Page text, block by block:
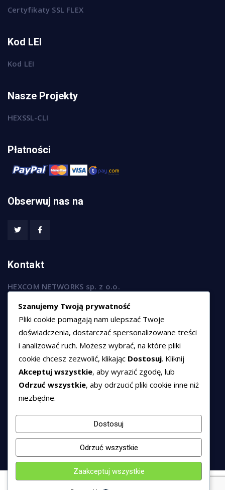
Certyfikaty SSL FLEX
Kod LEI
Kod LEI
Nasze Projekty
HEXSSL-CLI
Płatności
Obserwuj nas na
Kontakt
HEXCOM NETWORKS sp. z o.o.
ul. Marsz. Józefa Piłsudskiego 74/320,
50-020 Wrocław
+48 789 594 102
sprzedaz@hexssl.pl
Dokumenty
Regulamin świadczenia usług
Polityka prywatności
Polityka cookies
Szanujemy Twoją prywatność
Pliki cookie pomagają nam ulepszać Twoje
doświadczenia, dostarczać spersonalizowane treści
i analizować ruch. Możesz wybrać, na które pliki
cookie chcesz zezwolić, klikając Dostosuj. Kliknij
Akceptuj wszystkie, aby wyrazić zgodę, lub
Odrzuć wszystkie, aby odrzucić pliki cookie inne niż
niezbędne.
Dostosuj
Odrzuć wszystkie
Zaakceptuj wszystkie